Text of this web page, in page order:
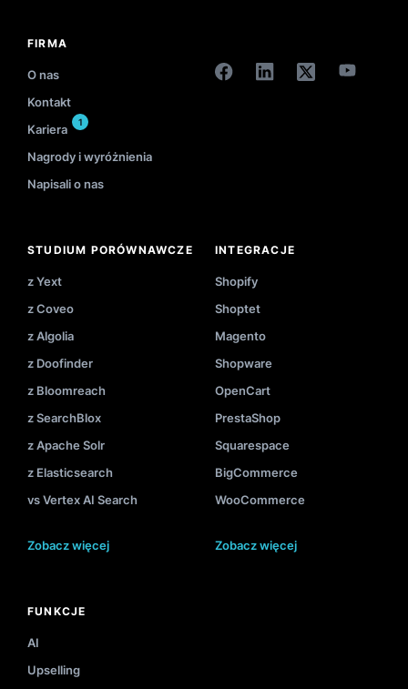
FIRMA
O nas
Kontakt
Kariera
1
Nagrody i wyróżnienia
Napisali o nas
STUDIUM PORÓWNAWCZE
z Yext
z Coveo
z Algolia
z Doofinder
z Bloomreach
z SearchBlox
z Apache Solr
z Elasticsearch
vs Vertex AI Search
Zobacz więcej
INTEGRACJE
Shopify
Shoptet
Magento
Shopware
OpenCart
PrestaShop
Squarespace
BigCommerce
WooCommerce
Zobacz więcej
FUNKCJE
AI
Upselling